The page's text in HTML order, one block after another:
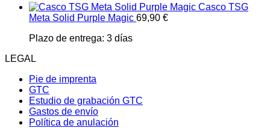
Casco TSG
Meta Solid Purple Magic 69,90 €
Plazo de entrega: 3 días
LEGAL
Pie de imprenta
GTC
Estudio de grabación GTC
Gastos de envío
Política de anulación